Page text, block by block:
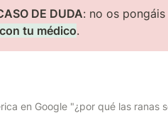
DE DUDA: no os
tu médico.
en Google "¿por qué las ranas